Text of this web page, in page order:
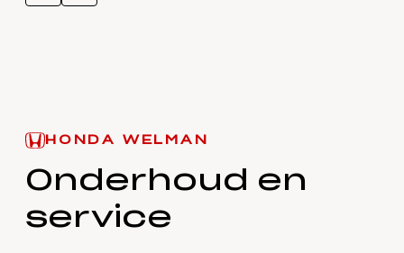
HONDA WELMAN
Onderhoud en
service